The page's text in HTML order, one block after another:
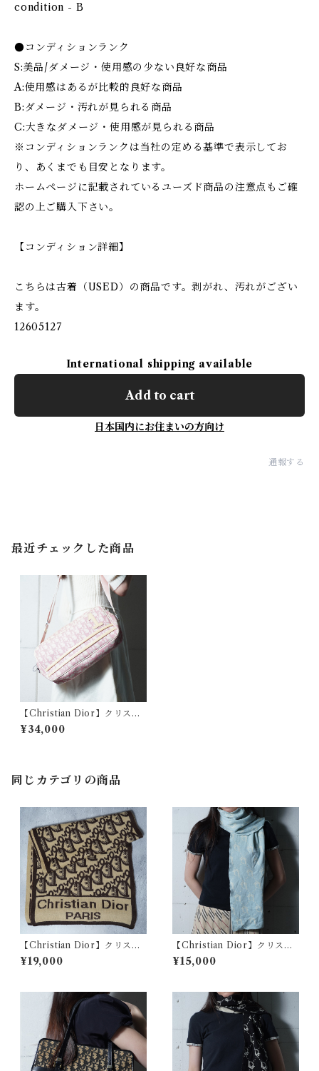
condition - B
●コンディションランク
S:美品/ダメージ・使用感の少ない良好な商品
A:使用感はあるが比較的良好な商品
B:ダメージ・汚れが見られる商品
C:大きなダメージ・使用感が見られる商品
※コンディションランクは当社の定める基準で表示してお
り、あくまでも目安となります。
ホームページに記載されているユーズド商品の注意点もご確
認の上ご購入下さい。
【コンディション詳細】
こちらは古着（USED）の商品です。剥がれ、汚れがござい
ます。
12605127
International shipping available
Add to cart
日本国内にお住まいの方向け
通報する
最近チェックした商品
【Christian Dior】クリスチ
ャンディオール トロッター総
柄ショルダーバッグ white＆p
¥34,000
同じカテゴリの商品
【Christian Dior】クリスチ
ャンディオール トロッター総
柄マフラー beige & brown
¥19,000
【Christian Dior】クリスチ
ャンディオール トロッター総
柄マフラー light blue
¥15,000